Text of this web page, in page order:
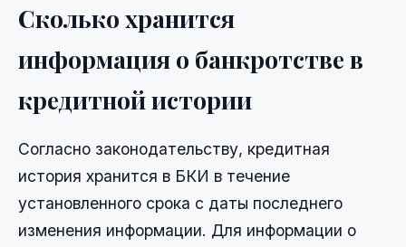
Сколько хранится
информация о банкротстве в
кредитной истории
Согласно законодательству, кредитная
история хранится в БКИ в течение
установленного срока с даты последнего
изменения информации. Для информации о